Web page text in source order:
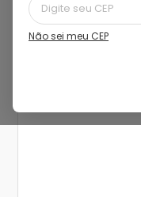
Não sei meu CEP
5%